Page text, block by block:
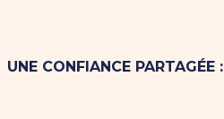
UNE CONFIANCE PARTAGÉE :